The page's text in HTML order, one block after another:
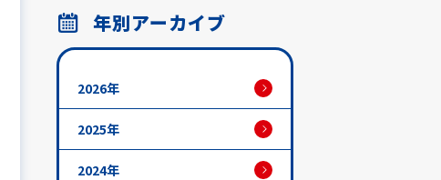
年別アーカイブ
2026年
2025年
2024年